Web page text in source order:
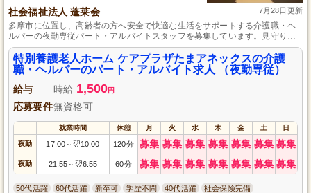
社会福祉法人 蓬莱会 7月28日更新
多摩市に位置し、高齢者の方へ安全で快適な生活をサポートする介護職・ヘ
ルパーの夜勤専従パート・アルバイトスタッフを募集しています。見守りシ
ステム「眠りスキャン」の導入で、体調の変化に迅速に対応が可能です。未
経験者も指導体制が整っており、パソコン操作が得意な方は優遇。勤務日数
の相談可で、自分のライフスタイルに合わせて働けます。
特別養護老人ホーム ケアプラザたまアネックスの介護
職・ヘルパーのパート・アルバイト求人 （夜勤専従）
給与 時給 1,500円
応募要件無資格可
就業時間 休憩 月 火 水 木 金 土 日
夜勤 17:00～ 翌10:00 120分 募集 募集 募集 募集 募集 募集 募集
夜勤 21:55～ 翌6:55 60分 募集 募集 募集 募集 募集 募集 募集
50代活躍 60代活躍 新卒可 学歴不問 40代活躍 社会保険完備